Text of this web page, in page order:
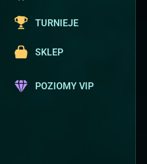
TURNIEJE
SKLEP
POZIOMY VIP